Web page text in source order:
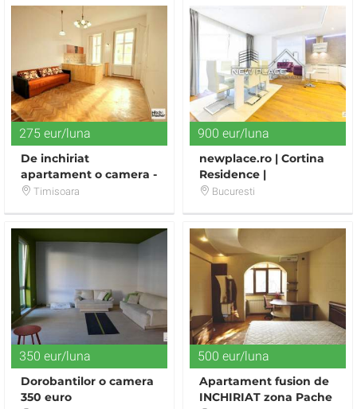
275 eur/luna
De inchiriat
apartament o camera -
Piata Maria
Timisoara
900 eur/luna
newplace.ro | Cortina
Residence |
Apartament deosebit |
Bucuresti
350 eur/luna
Dorobantilor o camera
350 euro
500 eur/luna
Apartament fusion de
INCHIRIAT zona Pache